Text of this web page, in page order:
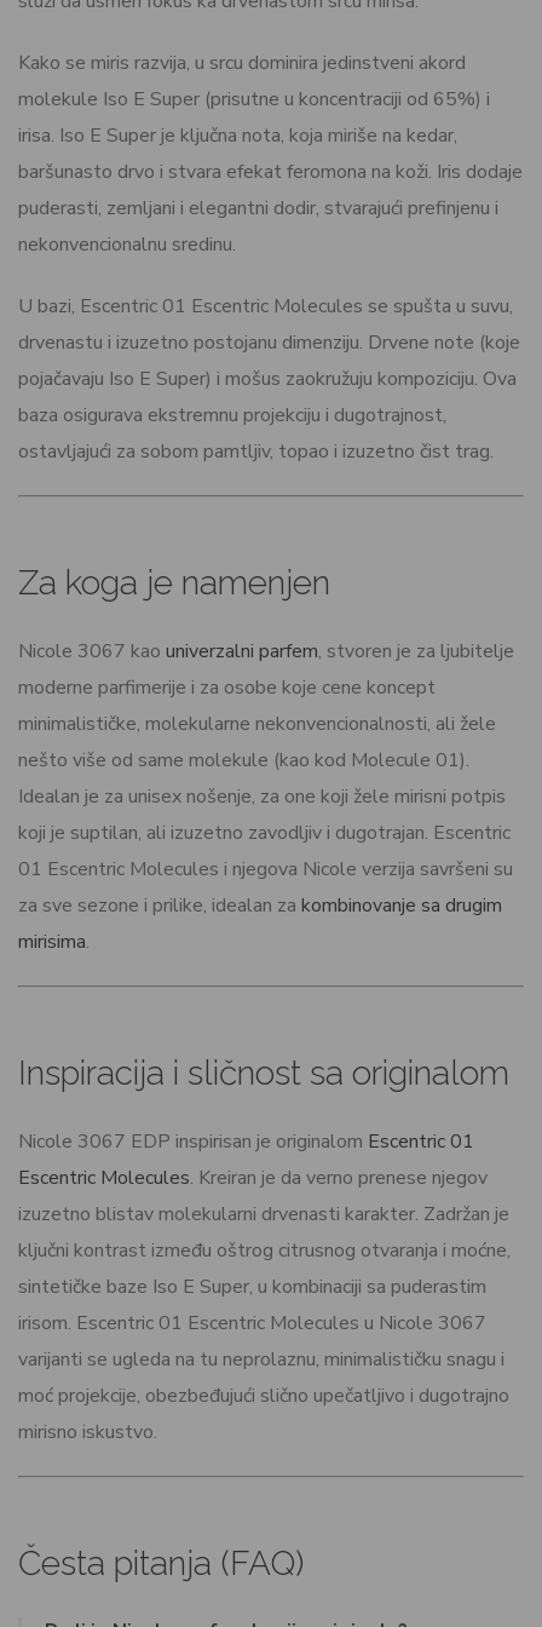
Kako se miris razvija, u srcu dominira jedinstveni akord
molekule Iso E Super (prisutne u koncentraciji od 65%) i
irisa. Iso E Super je ključna nota, koja miriše na kedar,
baršunasto drvo i stvara efekat feromona na koži. Iris dodaje
puderasti, zemljani i elegantni dodir, stvarajući prefinjenu i
nekonvencionalnu sredinu.
U bazi, Escentric 01 Escentric Molecules se spušta u suvu,
drvenastu i izuzetno postojanu dimenziju. Drvene note (koje
pojačavaju Iso E Super) i mošus zaokružuju kompoziciju. Ova
baza osigurava ekstremnu projekciju i dugotrajnost,
ostavljajući za sobom pamtljiv, topao i izuzetno čist trag.
Za koga je namenjen
Nicole 3067 kao univerzalni parfem, stvoren je za ljubitelje
moderne parfimerije i za osobe koje cene koncept
minimalističke, molekularne nekonvencionalnosti, ali žele
nešto više od same molekule (kao kod Molecule 01).
Idealan je za unisex nošenje, za one koji žele mirisni potpis
koji je suptilan, ali izuzetno zavodljiv i dugotrajan. Escentric
01 Escentric Molecules i njegova Nicole verzija savršeni su
za sve sezone i prilike, idealan za kombinovanje sa drugim
mirisima.
Inspiracija i sličnost sa originalom
Nicole 3067 EDP inspirisan je originalom Escentric 01
Escentric Molecules. Kreiran je da verno prenese njegov
izuzetno blistav molekularni drvenasti karakter. Zadržan je
ključni kontrast između oštrog citrusnog otvaranja i moćne,
sintetičke baze Iso E Super, u kombinaciji sa puderastim
irisom. Escentric 01 Escentric Molecules u Nicole 3067
varijanti se ugleda na tu neprolaznu, minimalističku snagu i
moć projekcije, obezbeđujući slično upečatljivo i dugotrajno
mirisno iskustvo.
Česta pitanja (FAQ)